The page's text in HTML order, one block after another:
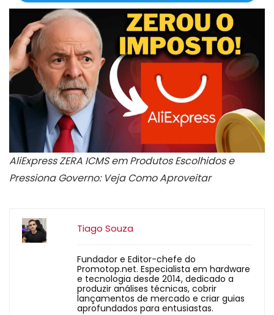
AliExpress ZERA ICMS em Produtos Escolhidos e
Pressiona Governo: Veja Como Aproveitar
Tiago Souza
Fundador e Editor-chefe do
Promotop.net. Especialista em hardware
e tecnologia desde 2014, dedicado a
produzir análises técnicas, cobrir
lançamentos de mercado e criar guias
aprofundados para entusiastas.